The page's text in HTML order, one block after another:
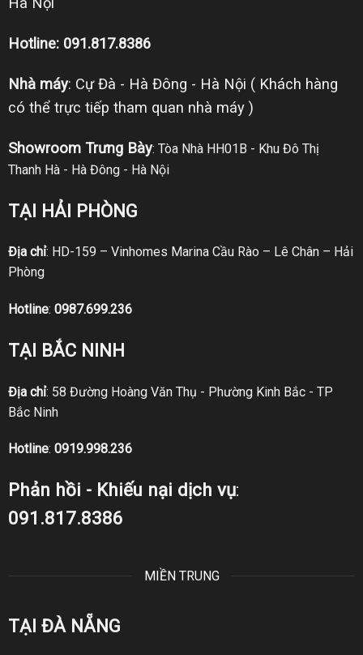
Hotline: 091.817.8386
Nhà máy: Cự Đà - Hà Đông - Hà Nội ( Khách hàng
có thể trực tiếp tham quan nhà máy )
Showroom Trưng Bày: Tòa Nhà HH01B - Khu Đô Thị
Thanh Hà - Hà Đông - Hà Nội
TẠI HẢI PHÒNG
Địa chỉ: HD-159 – Vinhomes Marina Cầu Rào – Lê Chân – Hải
Phòng
Hotline: 0987.699.236
TẠI BẮC NINH
Địa chỉ: 58 Đường Hoàng Văn Thụ - Phường Kinh Bắc - TP
Bắc Ninh
Hotline: 0919.998.236
Phản hồi - Khiếu nại dịch vụ:
091.817.8386
MIỀN TRUNG
TẠI ĐÀ NẴNG